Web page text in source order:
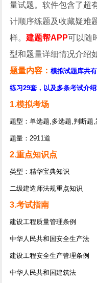
量试题。软件包含了超
计顺序练题及收藏疑难
样。建题帮APP可以随
型和题量详细情况介绍
题量内容：模拟试题库共
练习29套，以及多条考试介
1.模拟考场
题型：单选题,多选题,判断题
题量：2911道
2.重点知识点
类型：精华宝典知识
二级建造师法规重点知识
3.考试指南
建设工程质量管理条例
中华人民共和国安全生产法
建设工程安全生产管理条例
中华人民共和国建筑法